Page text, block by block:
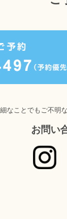
なことでもご不明
お問い